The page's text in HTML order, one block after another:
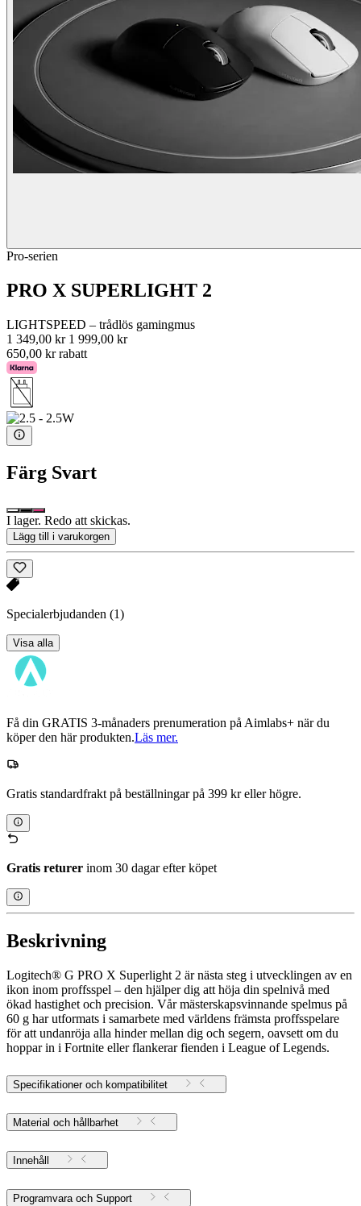
Pro-serien
PRO X SUPERLIGHT 2
LIGHTSPEED – trådlös gamingmus
1 349,00 kr 1 999,00 kr
650,00 kr rabatt
Färg Svart
I lager. Redo att skickas.
Lägg till i varukorgen
Specialerbjudanden (1)
Visa alla
Få din GRATIS 3-månaders prenumeration på Aimlabs+ när du
köper den här produkten.Läs mer.
Gratis standardfrakt på beställningar på 399 kr eller högre.
Gratis returer inom 30 dagar efter köpet
Beskrivning
Logitech® G PRO X Superlight 2 är nästa steg i utvecklingen av en
ikon inom proffsspel – den hjälper dig att höja din spelnivå med
ökad hastighet och precision. Vår mästerskapsvinnande spelmus på
60 g har utformats i samarbete med världens främsta proffsspelare
för att undanröja alla hinder mellan dig och segern, oavsett om du
hoppar in i Fortnite eller flankerar fienden i League of Legends.
Specifikationer och kompatibilitet
Material och hållbarhet
Innehåll
Programvara och Support